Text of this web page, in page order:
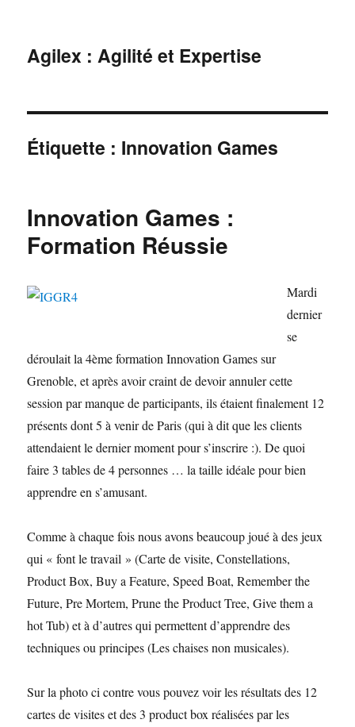
Agilex : Agilité et Expertise
Étiquette : Innovation Games
Innovation Games :
Formation Réussie
Mardi
dernier
se
déroulait la 4ème formation Innovation Games sur
Grenoble, et après avoir craint de devoir annuler cette
session par manque de participants, ils étaient finalement 12
présents dont 5 à venir de Paris (qui à dit que les clients
attendaient le dernier moment pour s’inscrire :). De quoi
faire 3 tables de 4 personnes … la taille idéale pour bien
apprendre en s’amusant.
Comme à chaque fois nous avons beaucoup joué à des jeux
qui « font le travail » (Carte de visite, Constellations,
Product Box, Buy a Feature, Speed Boat, Remember the
Future, Pre Mortem, Prune the Product Tree, Give them a
hot Tub) et à d’autres qui permettent d’apprendre des
techniques ou principes (Les chaises non musicales).
Sur la photo ci contre vous pouvez voir les résultats des 12
cartes de visites et des 3 product box réalisées par les